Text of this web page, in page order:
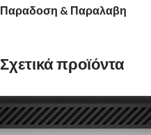
Παραδοση & Παραλαβη
Σχετικά προϊόντα